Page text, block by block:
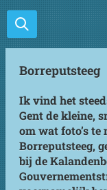
Ga
direct
naar
hoofdinhoud
Borreputsteeg
Ik vind het
Gent de kleine,
om wat foto’s te
Borreputsteeg,
bij de